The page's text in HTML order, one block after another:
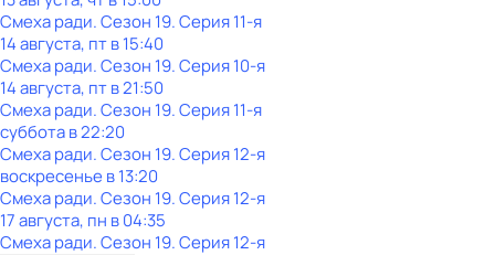
Смеха ради. Сезон 19. Серия 11-я
14 августа, пт в 15:40
Смеха ради. Сезон 19. Серия 10-я
14 августа, пт в 21:50
Смеха ради. Сезон 19. Серия 11-я
субботав22:20
Смеха ради. Сезон 19. Серия 12-я
воскресенье в13:20
Смеха ради. Сезон 19. Серия 12-я
17 августа, пн в 04:35
Смеха ради. Сезон 19. Серия 12-я